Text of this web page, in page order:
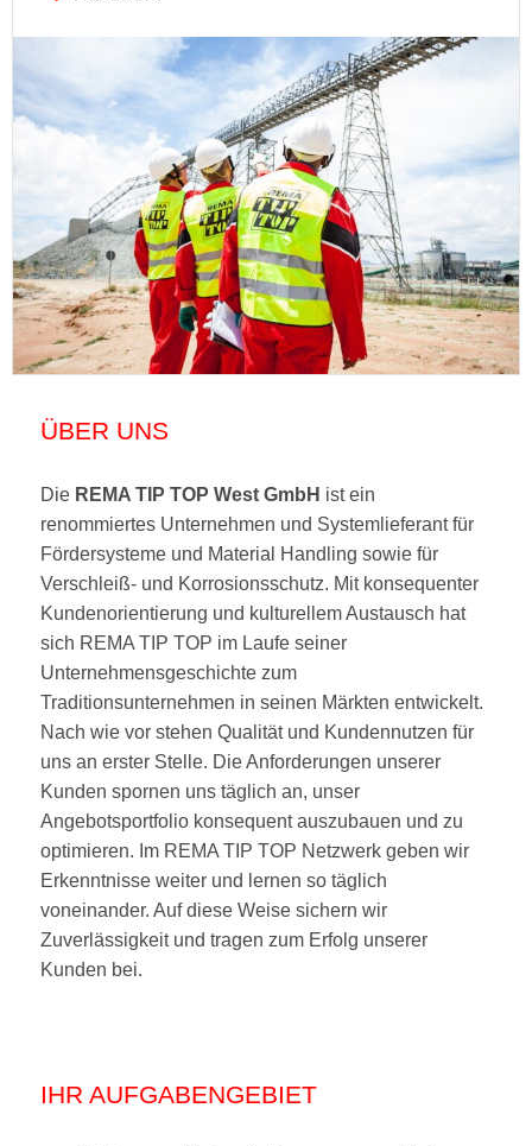
ÜBER UNS
Die REMA TIP TOP West GmbH ist ein
renommiertes Unternehmen und Systemlieferant für
Fördersysteme und Material Handling sowie für
Verschleiß- und Korrosionsschutz. Mit konsequenter
Kundenorientierung und kulturellem Austausch hat
sich REMA TIP TOP im Laufe seiner
Unternehmensgeschichte zum
Traditionsunternehmen in seinen Märkten entwickelt.
Nach wie vor stehen Qualität und Kundennutzen für
uns an erster Stelle. Die Anforderungen unserer
Kunden spornen uns täglich an, unser
Angebotsportfolio konsequent auszubauen und zu
optimieren. Im REMA TIP TOP Netzwerk geben wir
Erkenntnisse weiter und lernen so täglich
voneinander. Auf diese Weise sichern wir
Zuverlässigkeit und tragen zum Erfolg unserer
Kunden bei.
IHR AUFGABENGEBIET